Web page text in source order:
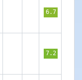
6.7
7.2